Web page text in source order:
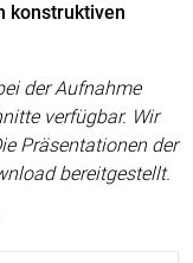
konstruktiven
der Aufnahme
verfügbar. Wir
Präsentationen der
bereitgestellt.